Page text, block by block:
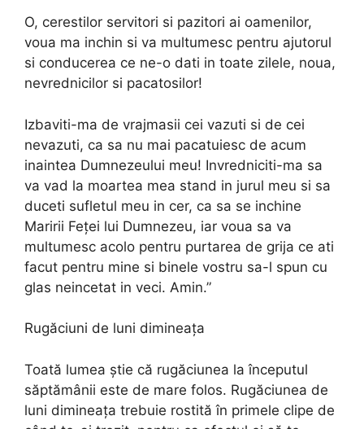
O, cerestilor servitori si pazitori ai oamenilor,
voua ma inchin si va multumesc pentru ajutorul
si conducerea ce ne-o dati in toate zilele, noua,
nevrednicilor si pacatosilor!
Izbaviti-ma de vrajmasii cei vazuti si de cei
nevazuti, ca sa nu mai pacatuiesc de acum
inaintea Dumnezeului meu! Invredniciti-ma sa
va vad la moartea mea stand in jurul meu si sa
duceti sufletul meu in cer, ca sa se inchine
Maririi Feței lui Dumnezeu, iar voua sa va
multumesc acolo pentru purtarea de grija ce ati
facut pentru mine si binele vostru sa-l spun cu
glas neincetat in veci. Amin.”
Rugăciuni de luni dimineața
Toată lumea știe că rugăciunea la începutul
săptămânii este de mare folos. Rugăciunea de
luni dimineața trebuie rostită în primele clipe de